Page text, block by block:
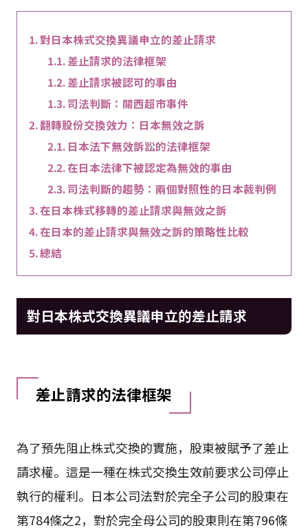
對日本株式交換異議申立的差止請求
差止請求的法律框架
差止請求被認可的事由
司法判斷：關西超市事件
翻轉股份交換效力：日本無效之訴
日本法下無效訴訟的法律框架
在日本法律下被認定為無效的事由
司法判斷的趨勢：兩個對照性的日本裁判例
在日本株式移轉的差止請求與無效之訴
在日本的差止請求與無效之訴的策略性比較
總結
對日本株式交換異議申立的差止請求
差止請求的法律框架
為了預先阻止株式交換的實施，股東被賦予了差止
請求權。這是一種在株式交換生效前要求公司停止
執行的權利。日本公司法對於完全子公司的股東在
第784條之2，對於完全母公司的股東則在第796條